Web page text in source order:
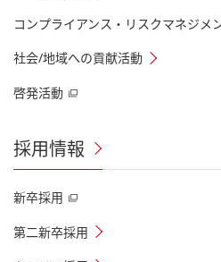
コンプライアンス・リスクマネジメ
社会/地域への貢献活動
啓発活動
採用情報
新卒採用
第二新卒採用